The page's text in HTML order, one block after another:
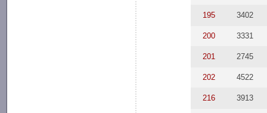
195 3402
200 3331
201 2745
202 4522
216 3913